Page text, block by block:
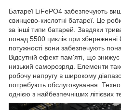
Батареї LiFePO4 забезпечують
свинцево-кислотні батареї. Це
за інші типи батарей. Завдяки
понад 5500 циклів при збереженні
потужності вони забезпечують
Відсутній ефект пам'яті, що
низький саморозряд. Елементи
робочу напругу в широкому
потребують обслуговування.
однією з найбезпечніших літієвих